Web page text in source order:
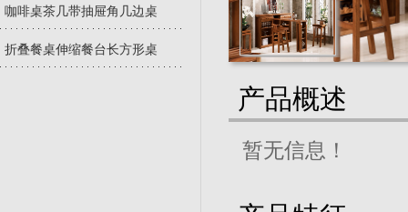
咖啡桌茶几带抽屉角几边桌
折叠餐桌伸缩餐台长方形桌
产品概述
暂无信息！